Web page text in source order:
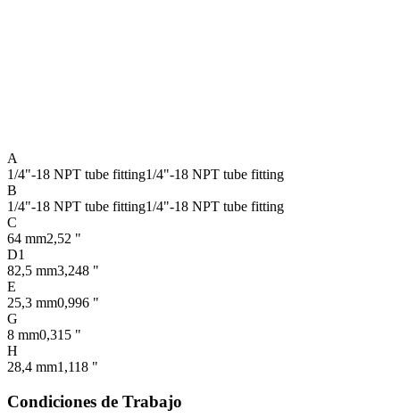
A
1/4"-18 NPT tube fitting1/4"-18 NPT tube fitting
B
1/4"-18 NPT tube fitting1/4"-18 NPT tube fitting
C
64 mm2,52 "
D1
82,5 mm3,248 "
E
25,3 mm0,996 "
G
8 mm0,315 "
H
28,4 mm1,118 "
Condiciones de Trabajo